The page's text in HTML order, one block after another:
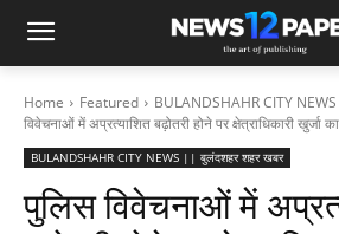
Home Featured BULANDSHAHR CITY
विवेचनाओं में अप्रत्याशित बढ़ोतरी होने पर क्षेत्राधिकारी खुर्जा
BULANDSHAHR CITY NEWS || बुलंदशहर शहर खबर
पुलिस विवेचनाओं में